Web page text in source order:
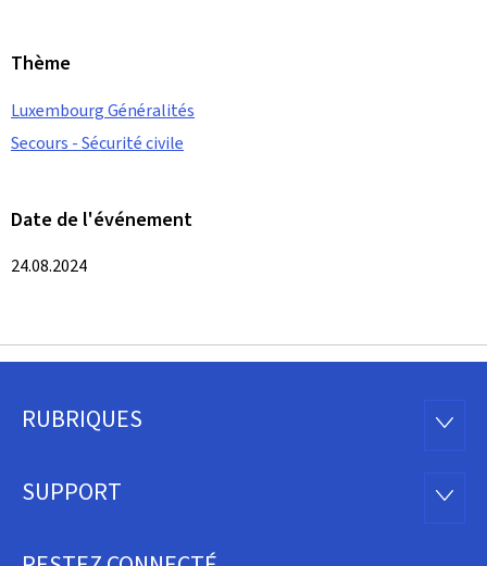
Thème
Luxembourg Généralités
Secours - Sécurité civile
Date de l'événement
24.08.2024
Pied
page
RUBRIQUES
SUPPORT